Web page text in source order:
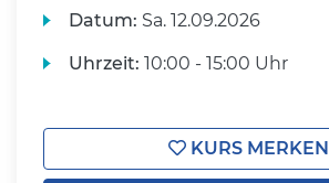
Datum: Sa. 12.09.2026
Uhrzeit: 10:00 - 15:00 Uhr
KURS MERKEN